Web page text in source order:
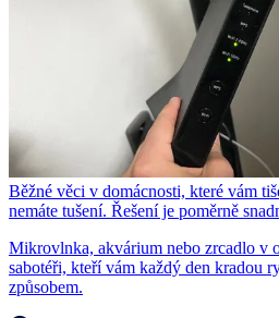
Běžné věci v domácnosti, které vám
nemáte tušení. Řešení je poměrně
Mikrovlnka, akvárium nebo zrcadlo v
sabotéři, kteří vám každý den kradou
způsobem.